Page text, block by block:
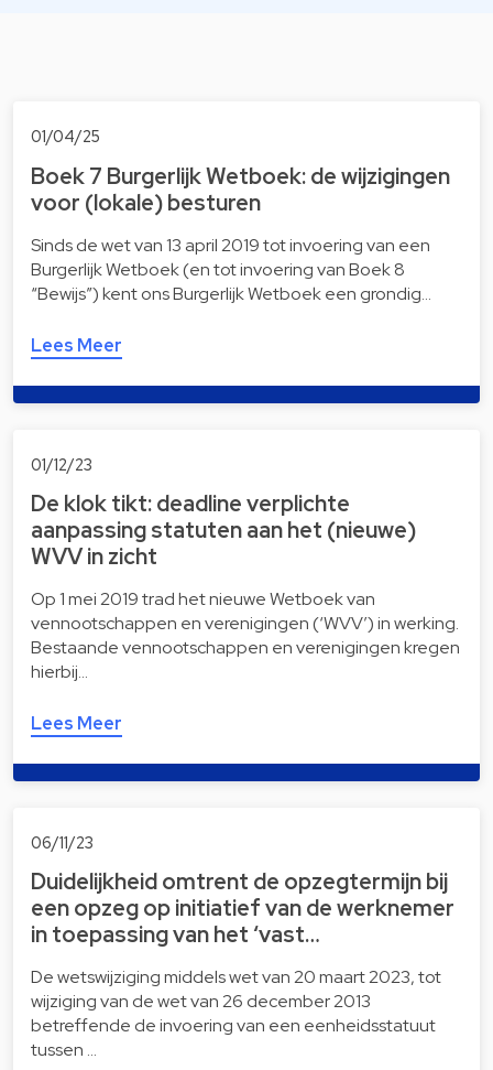
01/04/25
Boek 7 Burgerlijk Wetboek: de wijzigingen
voor (lokale) besturen
Sinds de wet van 13 april 2019 tot invoering van een
Burgerlijk Wetboek (en tot invoering van Boek 8
“Bewijs”) kent ons Burgerlijk Wetboek een grondig…
Lees Meer
01/12/23
De klok tikt: deadline verplichte
aanpassing statuten aan het (nieuwe)
WVV in zicht
Op 1 mei 2019 trad het nieuwe Wetboek van
vennootschappen en verenigingen (‘WVV’) in werking.
Bestaande vennootschappen en verenigingen kregen
hierbij…
Lees Meer
06/11/23
Duidelijkheid omtrent de opzegtermijn bij
een opzeg op initiatief van de werknemer
in toepassing van het ‘vast…
De wetswijziging middels wet van 20 maart 2023, tot
wijziging van de wet van 26 december 2013
betreffende de invoering van een eenheidsstatuut
tussen …